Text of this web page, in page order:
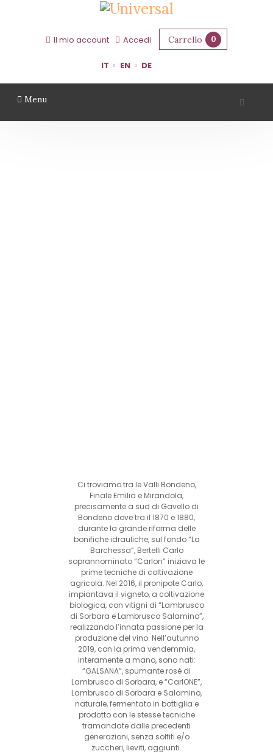
Il mio account Accedi Carrello 0
IT EN DE
Menu
Ci troviamo tra le Valli Bondeno,
Finale Emilia e Mirandola,
precisamente a sud di Gavello di
Bondeno dove tra il 1870 e 1880,
durante la grande riforma delle
bonifiche idrauliche, sul fondo “La
Barchessa”, Bertelli Carlo
soprannominato “Carlon” iniziava le
prime tecniche di coltivazione
agricola. Nel 2016, il pronipote Carlo,
impiantava il vigneto, a coltivazione
biologica, con vitigni di “Lambrusco
di Sorbara e Lambrusco Salamino”,
realizzando l’innata passione per la
produzione del vino. Nell’autunno
2019, con la prima vendemmia,
interamente a mano, sono nati:
“GALSANA”, spumante rosé di
Lambrusco di Sorbara, e “CarlONE”,
Lambrusco di Sorbara e Salamino,
naturale, fermentato in bottiglia e
prodotto con le stesse tecniche
tramandate dalle precedenti
generazioni, senza solfiti e/o
zuccheri, lieviti, aggiunti.